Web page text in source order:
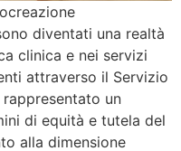
diventati una realtà
clinica e nei servizi
attraverso il Servizio
rappresentato un
di equità e tutela del
alla dimensione